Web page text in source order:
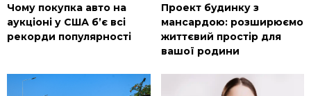
Чому покупка авто на
аукціоні у США б’є всі
рекорди популярності
Проект будинку з
мансардою: розширюємо
життєвий простір для
вашої родини